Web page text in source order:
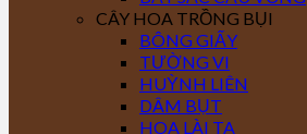
CÂY HOA TRỒNG BỤI
BÔNG GIẤY
TƯỜNG VI
HUỲNH LIÊN
DÂM BỤT
HOA LÀI TA